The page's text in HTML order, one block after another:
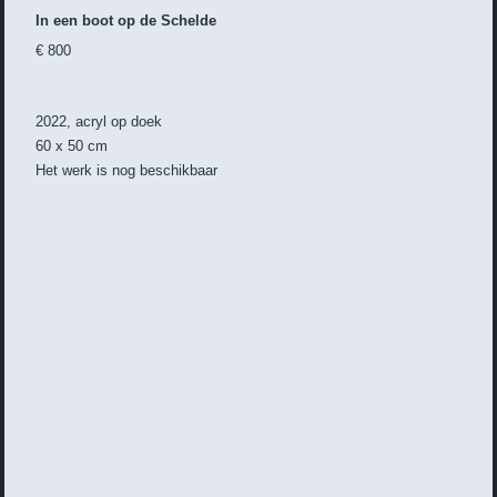
In een boot op de Schelde
€ 800
2022, acryl op doek
60 x 50 cm
Het werk is nog beschikbaar